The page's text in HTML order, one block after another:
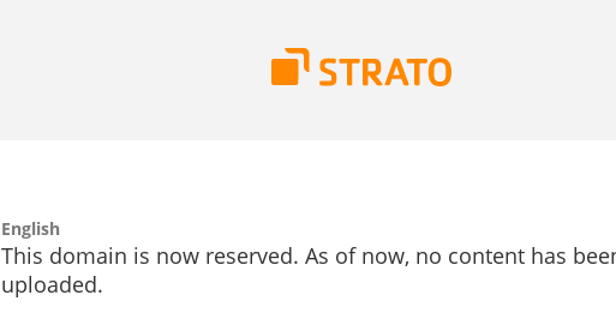
English
This domain is now reserved. As of now, no content has
uploaded.